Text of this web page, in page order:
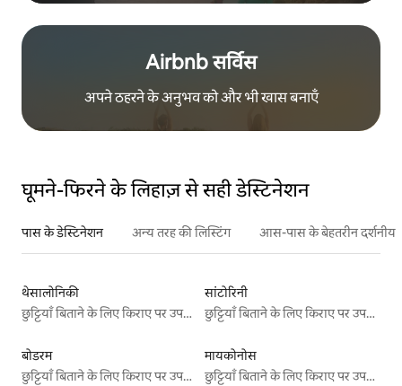
Airbnb सर्विस
अपने ठहरने के अनुभव को और भी खास बनाएँ
घूमने-फिरने के लिहाज़ से सही डेस्टिनेशन
पास के डेस्टिनेशन अन्य तरह की लिस्टिंग आस-पास के बेहतरीन दर्शनीय
थेसालोनिकी
छुट्टियाँ बिताने के लिए किराए पर उपलब्ध जगहें
सांटोरिनी
छुट्टियाँ बिताने के लिए किराए पर उपलब्ध जगहें
बोडरम
छुट्टियाँ बिताने के लिए किराए पर उपलब्ध जगहें
मायकोनोस
छुट्टियाँ बिताने के लिए किराए पर उपलब्ध जगहें